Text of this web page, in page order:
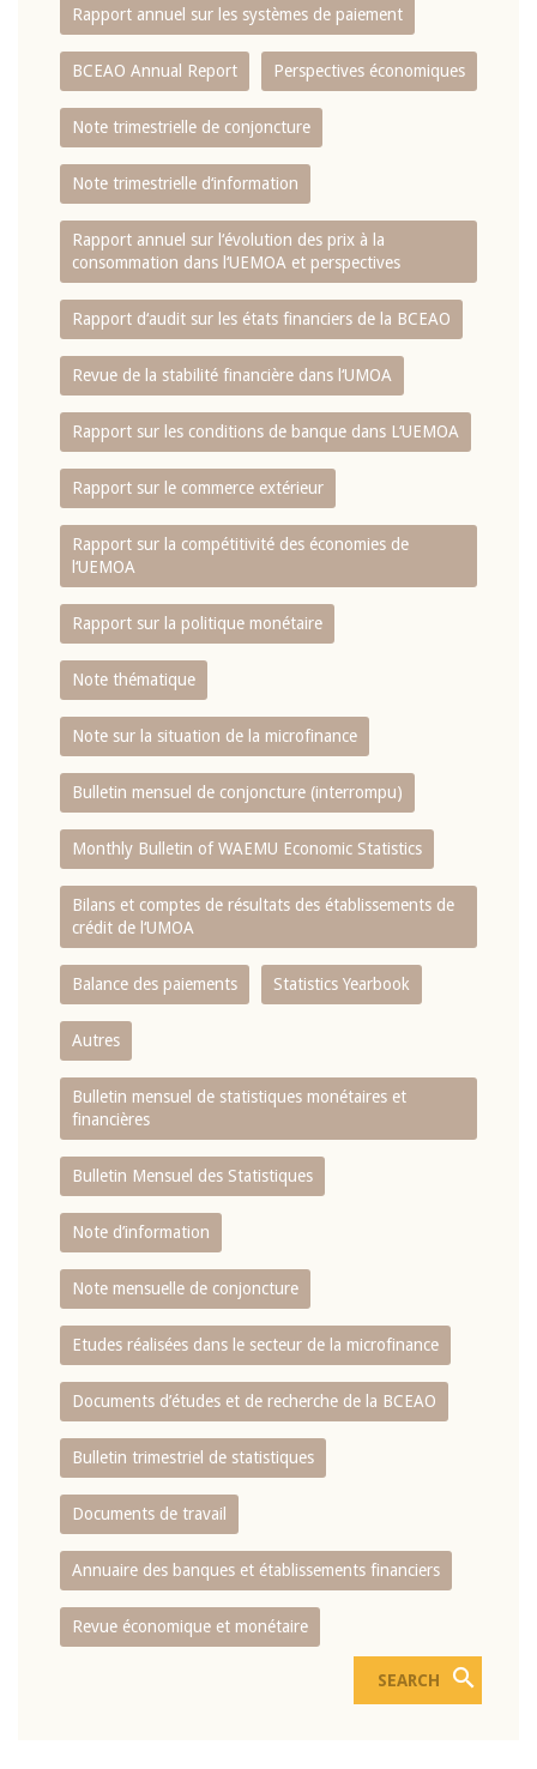
Rapport annuel sur les systèmes de paiement
BCEAO Annual Report Perspectives économiques
Note trimestrielle de conjoncture
Note trimestrielle d‘information
Rapport annuel sur l‘évolution des prix à la
consommation dans l‘UEMOA et perspectives
Rapport d‘audit sur les états financiers de la BCEAO
Revue de la stabilité financière dans l‘UMOA
Rapport sur les conditions de banque dans L‘UEMOA
Rapport sur le commerce extérieur
Rapport sur la compétitivité des économies de
l‘UEMOA
Rapport sur la politique monétaire
Note thématique
Note sur la situation de la microfinance
Bulletin mensuel de conjoncture (interrompu)
Monthly Bulletin of WAEMU Economic Statistics
Bilans et comptes de résultats des établissements de
crédit de l‘UMOA
Balance des paiements Statistics Yearbook
Autres
Bulletin mensuel de statistiques monétaires et
financières
Bulletin Mensuel des Statistiques
Note d’information
Note mensuelle de conjoncture
Etudes réalisées dans le secteur de la microfinance
Documents d’études et de recherche de la BCEAO
Bulletin trimestriel de statistiques
Documents de travail
Annuaire des banques et établissements financiers
Revue économique et monétaire